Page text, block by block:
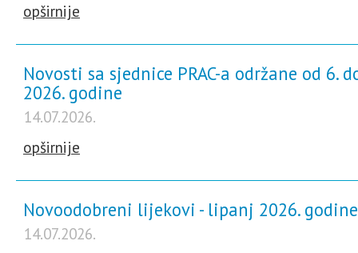
opširnije
Novosti sa sjednice PRAC-a održane od 6.
2026. godine
14.07.2026.
opširnije
Novoodobreni lijekovi - lipanj 2026. godine
14.07.2026.